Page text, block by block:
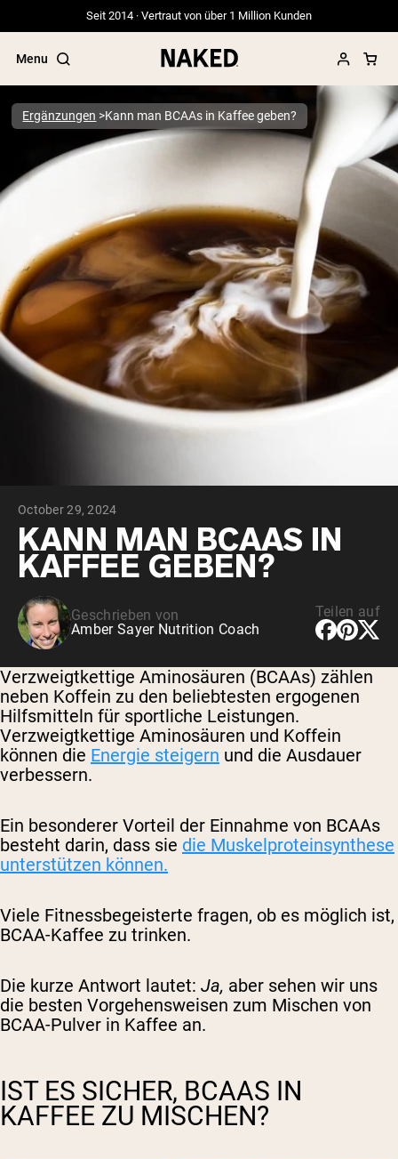
Seit 2014 · Vertraut von über 1 Million Kunden
Menu
Beliebte Suchbegriffe
”Protein Powder“
”Overnight Oats“
”Vegan protein“
”Collagen“
”Micellar Casein“
Ergänzungen Kann man BCAAs in Kaffee geben?
October 29, 2024
KANN MAN BCAAS IN
KAFFEE GEBEN?
Geschrieben von
Amber Sayer Nutrition Coach
Teilen auf
Verzweigtkettige Aminosäuren (BCAAs) zählen
neben Koffein zu den beliebtesten ergogenen
Hilfsmitteln für sportliche Leistungen.
Verzweigtkettige Aminosäuren und Koffein
können die Energie steigern und die Ausdauer
verbessern.
Ein besonderer Vorteil der Einnahme von BCAAs
besteht darin, dass sie die Muskelproteinsynthese
unterstützen können.
Viele Fitnessbegeisterte fragen, ob es möglich ist,
BCAA-Kaffee zu trinken.
Die kurze Antwort lautet: Ja, aber sehen wir uns
die besten Vorgehensweisen zum Mischen von
BCAA-Pulver in Kaffee an.
IST ES SICHER, BCAAS IN
KAFFEE ZU MISCHEN?